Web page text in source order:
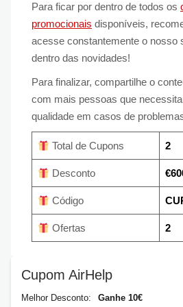
Para ficar por dentro de todos os
promocionais disponíveis,
acesse constantemente o nosso
dentro das novidades!
Para finalizar, compartilhe o
com mais pessoas que
qualidade em casos de
Total de Cupons 2
Desconto
Código
Ofertas 2
Cupom AirHelp
Melhor Desconto:
Ganhe 10€